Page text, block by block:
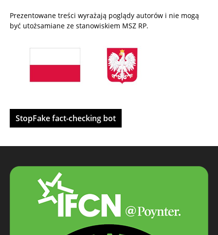
Prezentowane treści wyrażają poglądy autorów i nie mogą
być utożsamiane ze stanowiskiem MSZ RP.
StopFake fact-checking bot